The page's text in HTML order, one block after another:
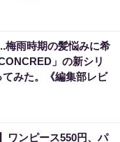
梅雨時期の髪悩みに希
」の新シリ
みた。《編集部レビ
ワンピース550円、パ